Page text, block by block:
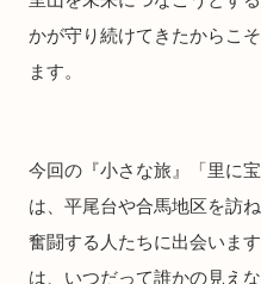
かが守り続けてきたからこ
ます。
今回の『小さな旅』「里に
は、平尾台や合馬地区を訪
奮闘する人たちに出会いま
は、いつだって誰かの見え